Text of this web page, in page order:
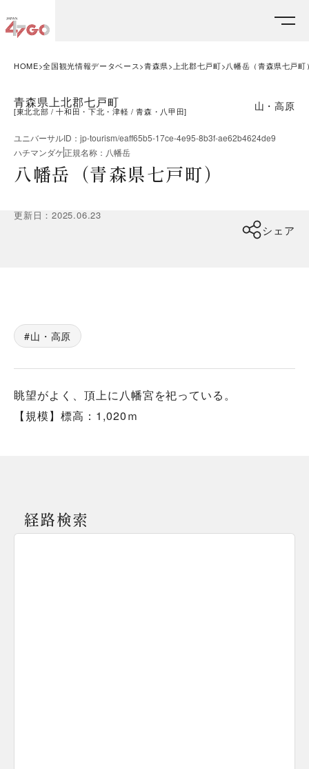
HOME 全国観光情報データベース 青森県 上北郡七戸町 八幡岳（青森県七戸町
青森県上北郡七戸町
[東北北部 十和田・下北・津軽 青森・八甲田] 山・高原
ユニバーサルID ： jp-tourism/eaff65b5-17ce-4e95-8b3f-ae62b4624de9
ハチマンダケ正規名称 ： 八幡岳
八幡岳（青森県七戸町）
更新日 ：2025.06.23
シェア
山・高原
眺望がよく、頂上に八幡宮を祀っている。
【規模】標高：1,020ｍ
経路検索